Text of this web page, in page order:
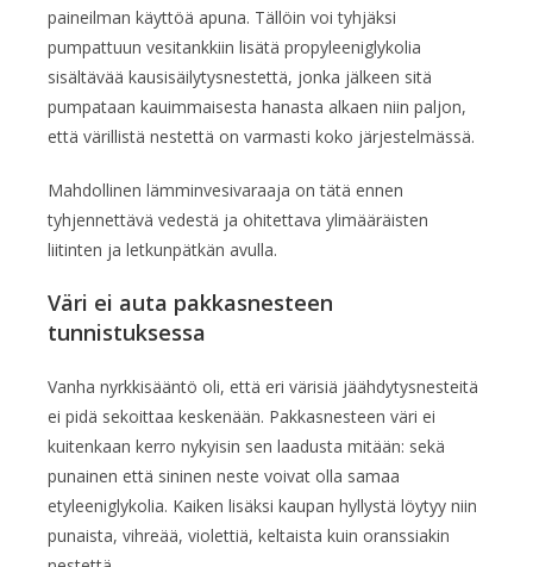
paineilman käyttöä apuna. Tällöin voi tyhjäksi
pumpattuun vesitankkiin lisätä propyleeniglykolia
sisältävää kausisäilytysnestettä, jonka jälkeen sitä
pumpataan kauimmaisesta hanasta alkaen niin paljon,
että värillistä nestettä on varmasti koko järjestelmässä.
Mahdollinen lämminvesivaraaja on tätä ennen
tyhjennettävä vedestä ja ohitettava ylimääräisten
liitinten ja letkunpätkän avulla.
Väri ei auta pakkasnesteen
tunnistuksessa
Vanha nyrkkisääntö oli, että eri värisiä jäähdytysnesteitä
ei pidä sekoittaa keskenään. Pakkasnesteen väri ei
kuitenkaan kerro nykyisin sen laadusta mitään: sekä
punainen että sininen neste voivat olla samaa
etyleeniglykolia. Kaiken lisäksi kaupan hyllystä löytyy niin
punaista, vihreää, violettiä, keltaista kuin oranssiakin